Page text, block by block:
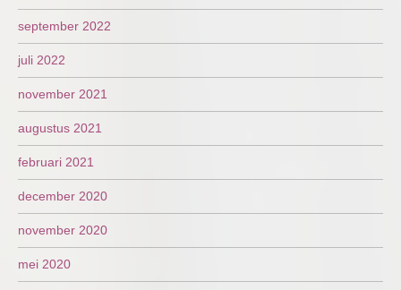
september 2022
juli 2022
november 2021
augustus 2021
februari 2021
december 2020
november 2020
mei 2020